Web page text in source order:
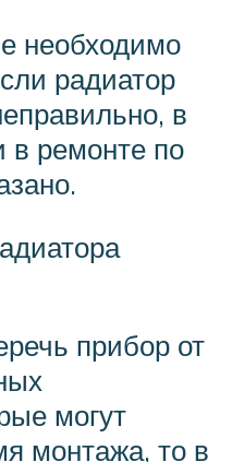
необходимо
радиатор
в
в ремонте по
прибор от
могут
монтажа, то в